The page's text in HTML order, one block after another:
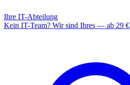
Ihre IT-Abteilung
Kein IT-Team? Wir sind Ihres — ab 29 €